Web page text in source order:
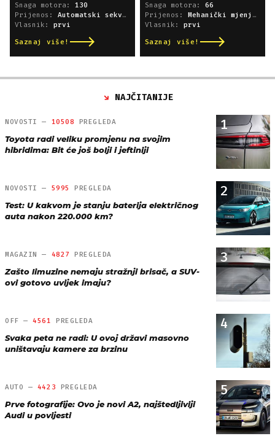
Snaga motora: 130
Prijenos: Automatski sekvencijski
Vlasnik: prvi
Saznaj više!
Snaga motora: 66
Prijenos: Mehanički mjenjač
Vlasnik: prvi
Saznaj više!
NAJČITANIJE
1
NOVOSTI — 10508 PREGLEDA
Toyota radi veliku promjenu na svojim
hibridima: Bit će još bolji i jeftiniji
2
NOVOSTI — 5995 PREGLEDA
Test: U kakvom je stanju baterija električnog
auta nakon 220.000 km?
3
MAGAZIN — 4827 PREGLEDA
Zašto limuzine nemaju stražnji brisač, a SUV-
ovi gotovo uvijek imaju?
4
OFF —4561 PREGLEDA
Svaka peta ne radi: U ovoj državi masovno
uništavaju kamere za brzinu
5
AUTO — 4423 PREGLEDA
Prve fotografije: Ovo je novi A2, najštedljiviji
Audi u povijesti